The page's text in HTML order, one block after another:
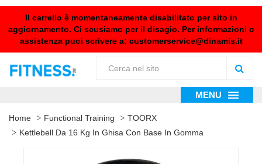
Il carrello è momentaneamente disabilitato per sito in
aggiornamento. Ci scusiamo per il disagio. Per informazioni o
assistenza puoi scrivere a: customerservice@dinamis.it
MENU
Home Functional Training
TOORX
Kettlebell Da 16 Kg In Ghisa Con Base In Gomma